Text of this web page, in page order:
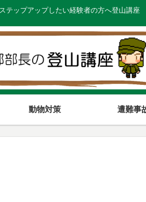
テップアップしたい経験者の方へ登山講座
動物対策 遭難事